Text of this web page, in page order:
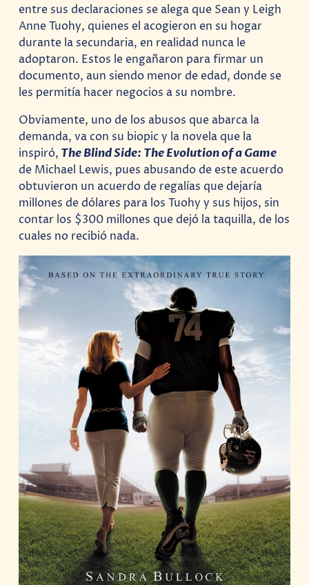
entre sus declaraciones se alega que Sean y Leigh
Anne Tuohy, quienes el acogieron en su hogar
durante la secundaria, en realidad nunca le
adoptaron. Estos le engañaron para firmar un
documento, aun siendo menor de edad, donde se
les permitía hacer negocios a su nombre.
Obviamente, uno de los abusos que abarca la
demanda, va con su biopic y la novela que la
inspiró, The Blind Side: The Evolution of a Game
de Michael Lewis, pues abusando de este acuerdo
obtuvieron un acuerdo de regalías que dejaría
millones de dólares para los Tuohy y sus hijos, sin
contar los $300 millones que dejó la taquilla, de los
cuales no recibió nada.